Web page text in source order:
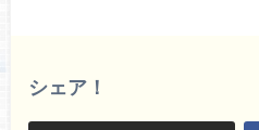
シェア！